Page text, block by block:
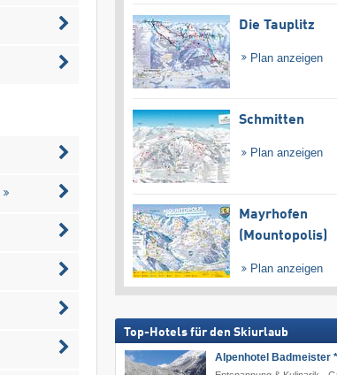
Die Tauplitz
Plan anzeigen
Schmitten
Plan anzeigen
Mayrhofen
(Mountopolis)
Plan anzeigen
Top-Hotels für den Skiurlaub
Alpenhotel Badmeister